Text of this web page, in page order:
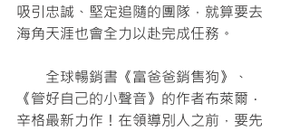
吸引忠誠、堅定追隨的團隊，就算要去
海角天涯也會全力以赴完成任務。
全球暢銷書《富爸爸銷售狗》、
《管好自己的小聲音》的作者布萊爾．
辛格最新力作！在領導別人之前，要先